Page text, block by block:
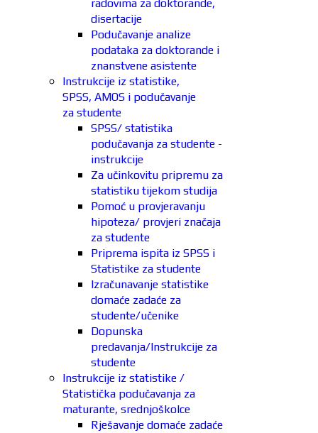
radovima za doktorande,
disertacije
Podučavanje analize
podataka za doktorande i
znanstvene asistente
Instrukcije iz statistike,
SPSS, AMOS i podučavanje
za studente
SPSS/ statistika
podučavanja za studente -
instrukcije
Za učinkovitu pripremu za
statistiku tijekom studija
Pomoć u provjeravanju
hipoteza/ provjeri značaja
za studente
Priprema ispita iz SPSS i
Statistike za studente
Izračunavanje statistike
domaće zadaće za
studente/učenike
Dopunska
predavanja/Instrukcije za
studente
Instrukcije iz statistike /
Statistička podučavanja za
maturante, srednjoškolce
Rješavanje domaće zadaće